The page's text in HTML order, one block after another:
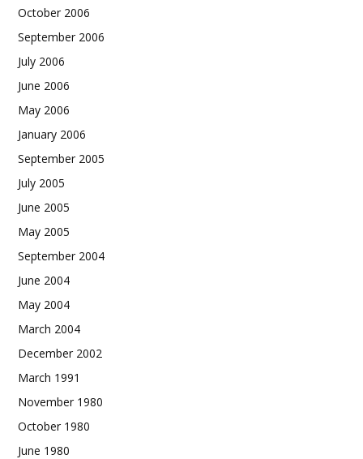
October 2006
September 2006
July 2006
June 2006
May 2006
January 2006
September 2005
July 2005
June 2005
May 2005
September 2004
June 2004
May 2004
March 2004
December 2002
March 1991
November 1980
October 1980
June 1980